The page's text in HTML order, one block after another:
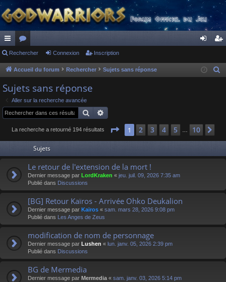
ac
co
ur
ci
s
or
u
s
ne cri
Rechercher Connexion Inscription
Accueil du forum Rechercher Sujets sans réponse
e
Sujets sans réponse
Aller sur la recherche avancée
Rechercher
La recherche a retourné 194 résultats Page 1sur 10
1 2 3 4 5 10
Sujets
Le retour de l'extension de la mort !
Dernier message par LordKraken « jeu. juil. 09, 2026 7:35 am
Publié dans Discussions
[BG] Retour Kaïros - Arrivée Ohko Deukalion
Dernier message par Kaïros « sam. mars 28, 2026 9:08 pm
Publié dans Les Anges de Zeus
modification de nom de personnage
Dernier message par Lushen « lun. janv. 05, 2026 2:39 pm
Publié dans Discussions
BG de Mermedia
Dernier message par Mermedia « sam. janv. 03, 2026 5:14 pm